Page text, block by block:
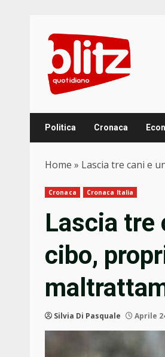
content
Politica Cronaca
Home » Lascia tre cani e
Cronaca Cronaca Italia
Lascia tre
cibo,
Silvia Di Pasquale Aprile